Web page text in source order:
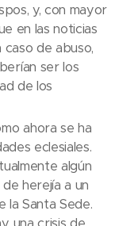
y, con mayor
en las noticias
caso de abuso,
ser los
de los
ahora se ha
eclesiales.
algún
herejía a un
la Santa Sede.